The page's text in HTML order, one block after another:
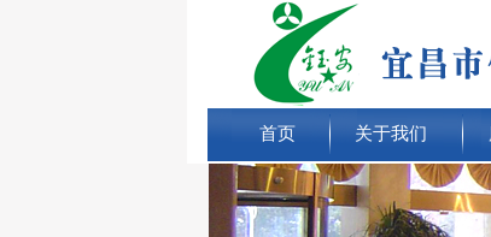
首页 关于我们